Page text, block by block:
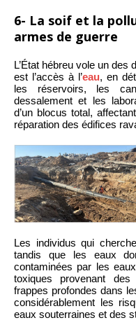
6- La soif et la
armes de guerre
L’État hébreu vole un des
est l’accès à l’eau, en
les réservoirs, les
dessalement et les
d’un blocus total,
réparation des édifices
Les individus qui
tandis que les eaux
contaminées par les
toxiques provenant
frappes profondes dans
considérablement les
eaux souterraines et des